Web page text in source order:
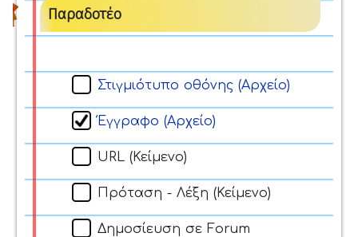
Παραδοτέο
Στιγμιότυπο οθόνης (Αρχείο)
Έγγραφο (Αρχείο)
URL (Κείμενο)
Πρόταση - Λέξη (Κείμενο)
Δημοσίευση σε Forum